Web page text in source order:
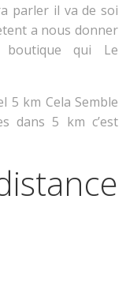
parler il va de soi
a nous donner
qui Le
5 km Cela Semble
dans 5 km c’est